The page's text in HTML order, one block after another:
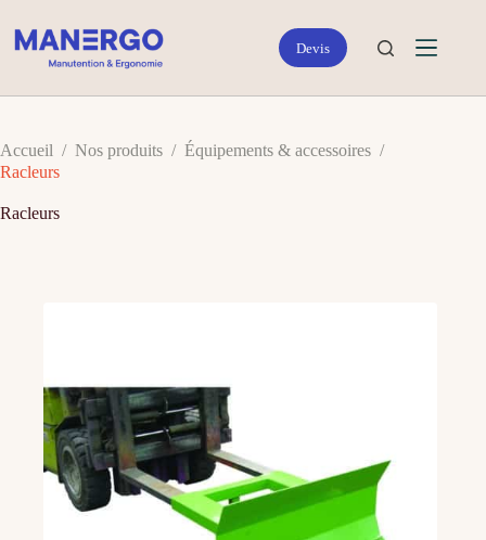
au
contenu
Accueil / Nos produits / Équipements & accessoires /
Racleurs
Racleurs